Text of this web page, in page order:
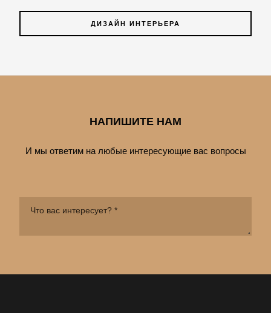
ДИЗАЙН ИНТЕРЬЕРА
НАПИШИТЕ НАМ
И мы ответим на любые интересующие вас вопросы